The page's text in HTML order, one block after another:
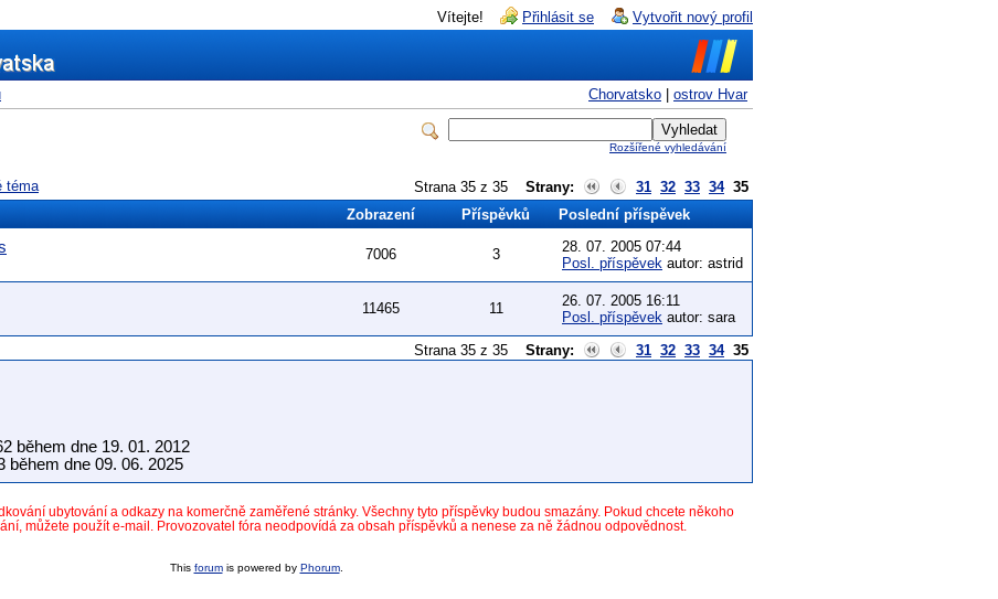
Vítejte! Přihlásit se Vytvořit nový profil
Chorvatsko ostrov Hvar
Rozšířené vyhledávání
Strana 35 z 35 Strany: 31 32 33 34 35
téma
Zobrazení Příspěvků Poslední příspěvek
7006 3
28. 07. 2005 07:44
Posl. příspěvek autor: astrid
11465 11
26. 07. 2005 16:11
Posl. příspěvek autor: sara
Strana 35 z 35 Strany: 31 32 33 34 35
během dne 19. 01. 2012
během dne 09. 06. 2025
ubytování a odkazy na komerčně zaměřené stránky. Všechny tyto příspěvky budou smazány. Pokud chcete někoho
můžete použít e-mail. Provozovatel fóra neodpovídá za obsah příspěvků a nenese za ně žádnou odpovědnost.
This forumis powered by Phorum.